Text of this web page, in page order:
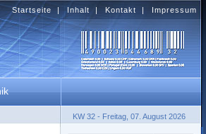
Startseite | Inhalt | Kontakt | Impressum
KW 32 - Freitag, 07. August 2026